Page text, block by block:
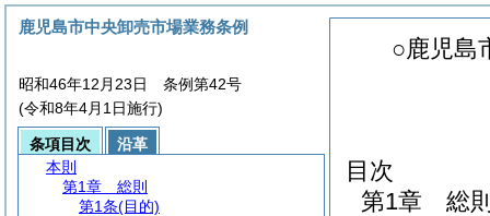
○鹿児島
目次
第1章
総
鹿児島市中央卸売市場業務条例
昭和46年12月23日 条例第42号
(令和8年4月1日施行)
条項目次
沿革
本則
第1章
総則
第1条(目的)